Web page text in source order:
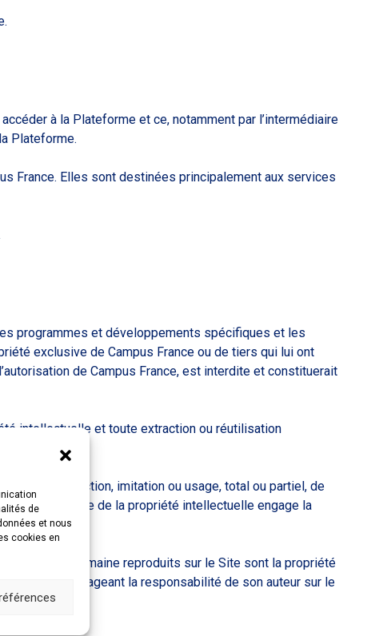
de
et nous
cookies en
à la Plateforme et ce, notamment par l’intermédiaire
Plateforme.
France. Elles sont destinées principalement aux services
programmes et développements spécifiques et les
exclusive de Campus France ou de tiers qui lui ont
de Campus France, est interdite et constituerait
intellectuelle et toute extraction ou réutilisation
reproduction, imitation ou usage, total ou partiel, de
du Code de la propriété intellectuelle engage la
noms de domaine reproduits sur le Site sont la propriété
engageant la responsabilité de son auteur sur le